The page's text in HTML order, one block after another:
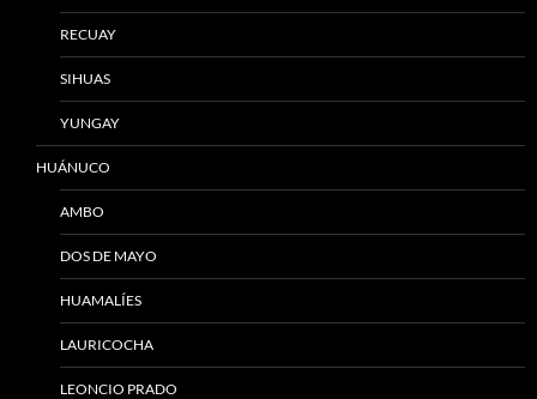
RECUAY
SIHUAS
YUNGAY
HUÁNUCO
AMBO
DOS DE MAYO
HUAMALÍES
LAURICOCHA
LEONCIO PRADO